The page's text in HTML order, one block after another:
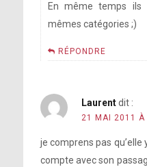
En même temps ils
mêmes catégories ;)
RÉPONDRE
Laurent dit :
21 MAI 2011 À
je comprens pas qu’elle
compte avec son